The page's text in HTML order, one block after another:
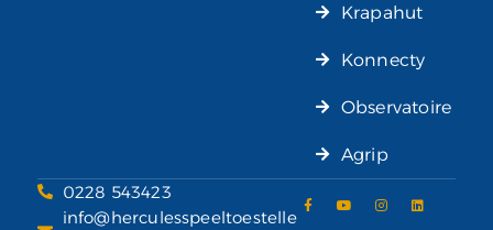
Krapahut
Konnecty
Observatoire
Agrip
0228 543423
info@herculesspeeltoestelle